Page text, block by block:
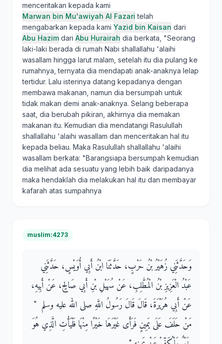
menceritakan kepada kami
Marwan bin Mu'awiyah Al Fazari telah
mengabarkan kepada kami Yazid bin Kaisan dari
Abu Hazim dari Abu Hurairah dia berkata, "Seorang
laki-laki berada di rumah Nabi shallallahu 'alaihi
wasallam hingga larut malam, setelah itu dia pulang ke
rumahnya, ternyata dia mendapati anak-anaknya lelap
tertidur. Lalu isterinya datang kepadanya dengan
membawa makanan, namun dia bersumpah untuk
tidak makan demi anak-anaknya. Selang beberapa
saat, dia berubah pikiran, akhirnya dia memakan
makanan itu. Kemudian dia mendatangi Rasulullah
shallallahu 'alaihi wasallam dan menceritakan hal itu
kepada beliau. Maka Rasulullah shallallahu 'alaihi
wasallam berkata: "Barangsiapa bersumpah kemudian
dia melihat ada sesuatu yang lebih baik daripadanya
maka hendaklah dia melakukan hal itu dan membayar
kafarah atas sumpahnya
muslim:4273
وَحَدَّثَنِي زُهَيْرُ بْنُ حَرْبٍ، حَدَّثَنَا ابْنُ أَبِي أُوَيْسٍ، حَدَّثَنِي
عَبْدُ الْعَزِيزِ بْنُ الْمُطَّلِبِ، عَنْ سُهَيْلِ بْنِ أَبِي صَالِحٍ، عَنْ أَبِيهِ،
عَنْ أَبِي هُرَيْرَةَ، قَالَ قَالَ رَسُولُ اللَّهِ صلى الله عليه وسلم ‏ "‏
مَنْ حَلَفَ عَلَى يَمِينٍ فَرَأَى غَيْرَهَا خَيْرًا مِنْهَا فَلْيَأْتِ الَّذِي هُوَ